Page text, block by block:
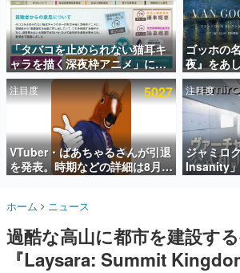
ゲームの企画書
名作ゲームクリエイターの方々に
聞きし、ヒットする企画（ゲーム
きます。
赫本
この物語を解いてはいけない。『
の形をした短編ホラー小説集です。
新世代に訊く
これからのデジタルゲーム市場を
の姿を追い、彼らのルーツと情熱
ゲームに多大な影響を受けた作家
日本のコンテンツ産業やカルチャ
画です。
日本モバイルゲーム産業史
「タバコを止められない猫耳キ
ャラを描く深夜枠アニメ」に視
聴者の一部から批判意見。違法
薬物の使用と思しき描写も含め
て、BPOが議論を交わす
ゴッホの
夜』をあ
ッグなど
り2日間
注目度 5027
VTuber・ばあちゃるさんが引退
を発表。時期などの詳細は8月9
日15時からの配信で説明
注目度
ジャミロ
Insanity
「
て
ホーム ニュース
過酷な高山に都市を建設す
『Laysara: Summit